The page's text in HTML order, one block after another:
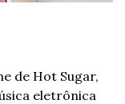
de Hot Sugar,
eletrônica